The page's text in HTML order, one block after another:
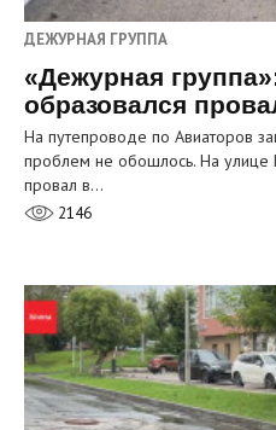
ДЕЖУРНАЯ ГРУППА
«Дежурная
образовался
На путепроводе по Авиаторов
проблем не обошлось. На улице
провал в…
2146